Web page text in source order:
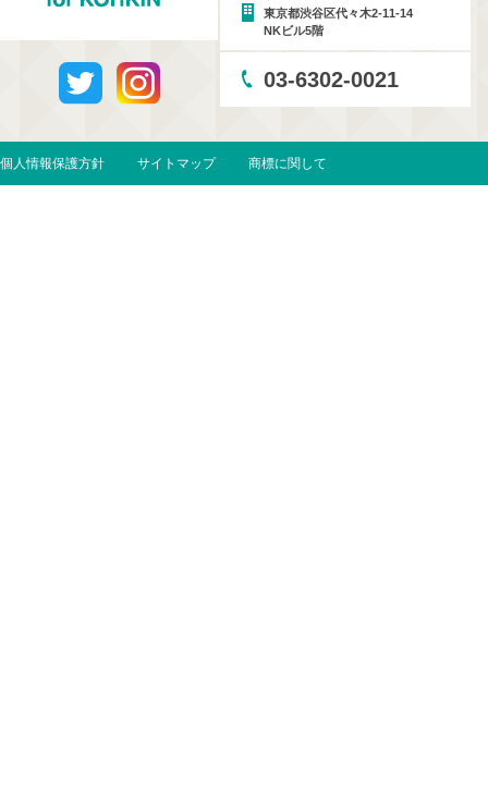
東京都渋谷区代々木2-11-14
NKビル5階
03-6302-0021
個人情報保護方針 サイトマップ 商標に関して